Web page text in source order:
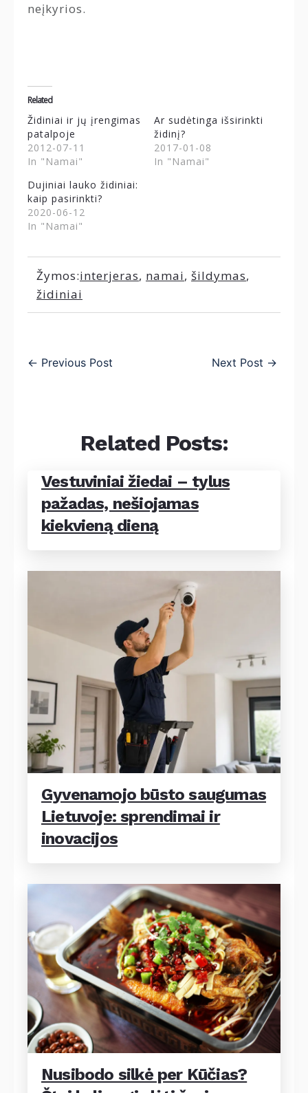
neįkyrios.
Related
Židiniai ir jų įrengimas
patalpoje
2012-07-11
In "Namai"
Ar sudėtinga išsirinkti
židinį?
2017-01-08
In "Namai"
Dujiniai lauko židiniai:
kaip pasirinkti?
2020-06-12
In "Namai"
Žymos:interjeras, namai, šildymas,
židiniai
← Previous Post Next Post →
Related Posts:
Vestuviniai žiedai – tylus
pažadas, nešiojamas
kiekvieną dieną
Gyvenamojo būsto saugumas
Lietuvoje: sprendimai ir
inovacijos
Nusibodo silkė per Kūčias?